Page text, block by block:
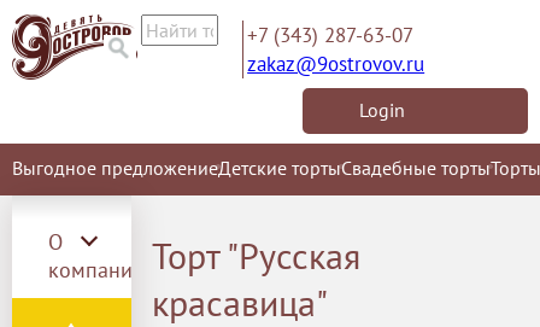
+7 (343) 287-63-07
zakaz@9ostrovov.ru
Login
Выгодное предложениеДетские тортыСвадебные торты
О
компании
Торт "Русская
красавица"
Заказы на
принимаются